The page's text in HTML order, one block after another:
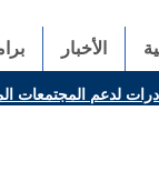
الأخبار
لدعم